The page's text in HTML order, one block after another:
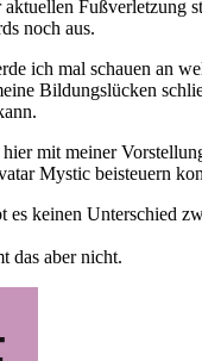
Fußverletzung
noch aus.
ich mal schauen an
Bildungslücken
mit meiner
Mystic beisteuern
es keinen Unterschied
das aber nicht.